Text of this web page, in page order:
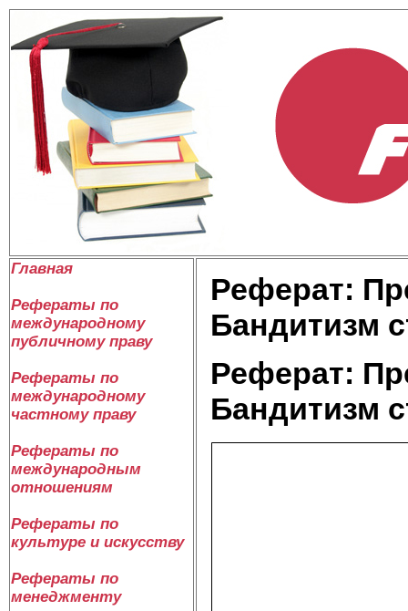
Главная
Рефераты по
международному
публичному праву
Рефераты по
международному
частному праву
Рефераты по
международным
отношениям
Рефераты по
культуре и искусству
Рефераты по
менеджменту
Реферат:
Бандитизм
Реферат:
Бандитизм